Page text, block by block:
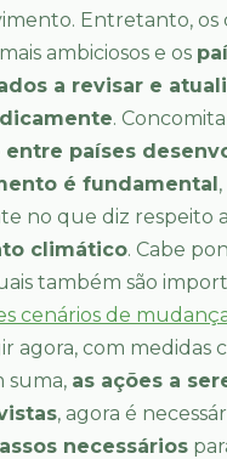
Entretanto, os
ambiciosos e os
a revisar e
.
entre países
é fundamental,
no que diz respeito
climático. Cabe
também são
cenários de
agora, com medidas
suma, as ações a
, agora é
necessários